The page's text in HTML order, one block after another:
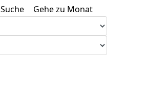
Suche Gehe zu Monat